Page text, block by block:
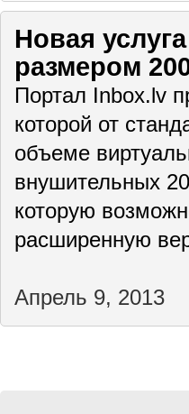
Новая
размером
Портал Inbox.lv
которой от
объеме
внушительных
которую
расширенную
Апрель 9, 2013